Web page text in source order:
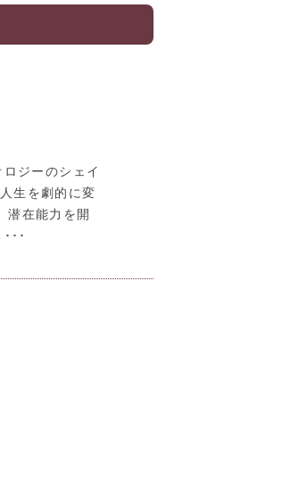
ジーのシェイ
を劇的に変
潜在能力を開
･･